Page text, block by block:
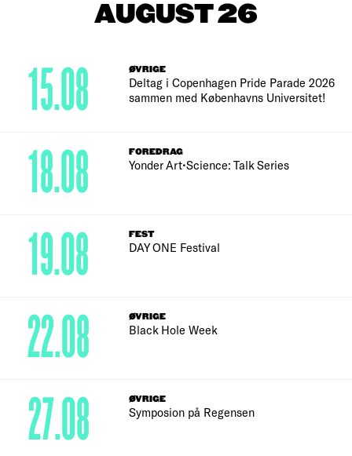
AUGUST 26
ØVRIGE
Deltag i Copenhagen Pride Parade 2026
sammen med Københavns Universitet!
15.08
FOREDRAG
Yonder Art•Science: Talk Series
18.08
FEST
DAY ONE Festival
19.08
ØVRIGE
Black Hole Week
22.08
ØVRIGE
Symposion på Regensen
27.08